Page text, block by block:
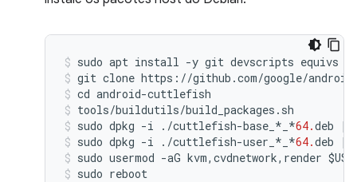
sudo apt install -y git devscripts equivs
git clone https : //github .com/google/android
cd android-cuttlefish
tools/buildutils/build_packages . sh
sudo dpkg -i ./cuttlefish-base_ * *64.deb
||
sudo dpkg -i ./cuttlefish-user_ * *64.deb
||
sudo usermod -aG kvm, cvdnetwork, render $
sudo reboot